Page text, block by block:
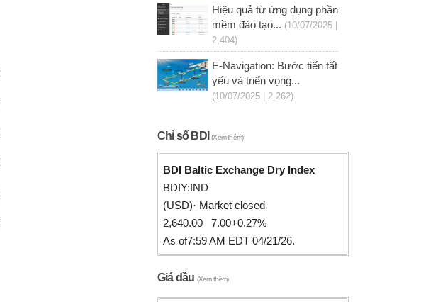
Hiệu quả từ ứng dụng phần
mềm đào tạo... (10/07/2025 |
2,404)
E-Navigation: Bước tiến tất
yếu và triển vọng...
(10/07/2025 | 2,262)
Chỉ số BDI(Xem thêm)
BDI Baltic Exchange Dry Index
BDIY:IND
(USD)· Market closed
2,640.00 7.00+0.27%
As of7:59 AM EDT 04/21/26.
Giá dầu (Xem thêm)